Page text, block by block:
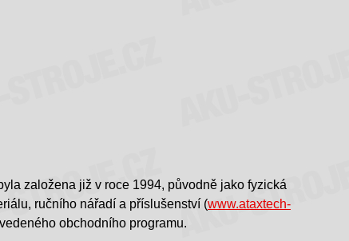
založena již v roce 1994, původně jako fyzická
ručního nářadí a příslušenství (www.ataxtech-
obchodního programu.